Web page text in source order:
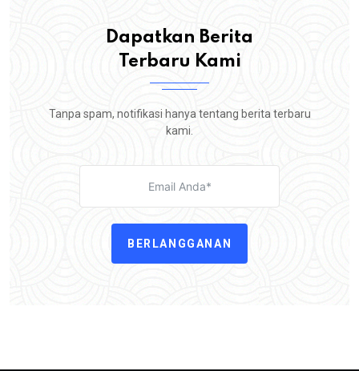
Dapatkan Berita
Terbaru Kami
Tanpa spam, notifikasi hanya tentang berita terbaru
kami.
BERLANGGANAN